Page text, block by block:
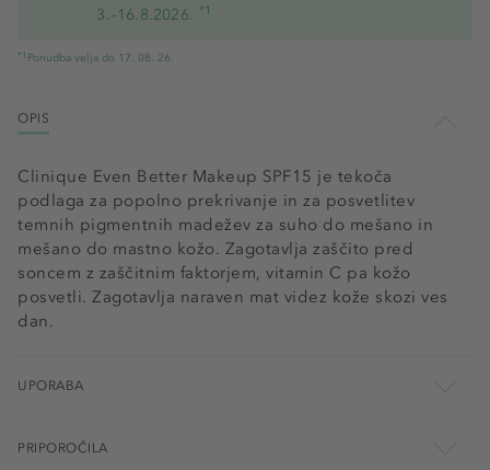
3.–16.8.2026. *1
*1 Ponudba velja do 17. 08. 26.
OPIS
Clinique Even Better Makeup SPF15 je tekoča
podlaga za popolno prekrivanje in za posvetlitev
temnih pigmentnih madežev za suho do mešano in
mešano do mastno kožo. Zagotavlja zaščito pred
soncem z zaščitnim faktorjem, vitamin C pa kožo
posvetli. Zagotavlja naraven mat videz kože skozi ves
dan.
UPORABA
PRIPOROČILA